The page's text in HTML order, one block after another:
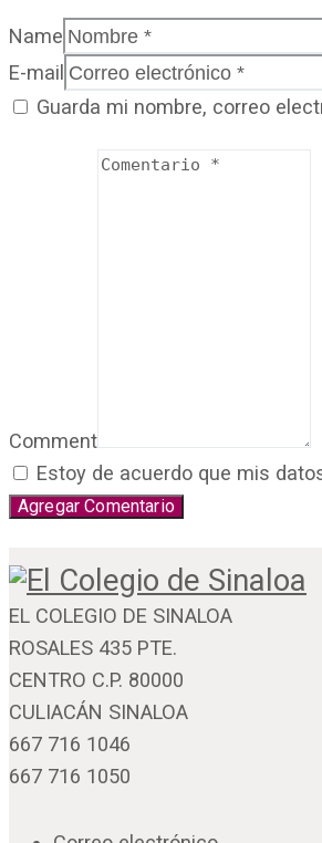
Name
E-mail
Guarda mi nombre, correo
Comment
Estoy de acuerdo que mis
EL COLEGIO DE SINALOA
ROSALES 435 PTE.
CENTRO C.P. 80000
CULIACÁN SINALOA
667 716 1046
667 716 1050